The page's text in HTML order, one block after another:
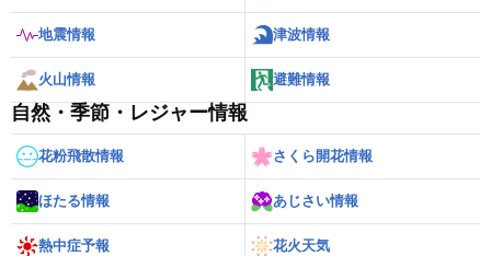
地震情報 津波情報
火山情報 避難情報
自然・季節・レジャー情報
花粉飛散情報 さくら開花情報
ほたる情報 あじさい情報
熱中症予報 花火天気